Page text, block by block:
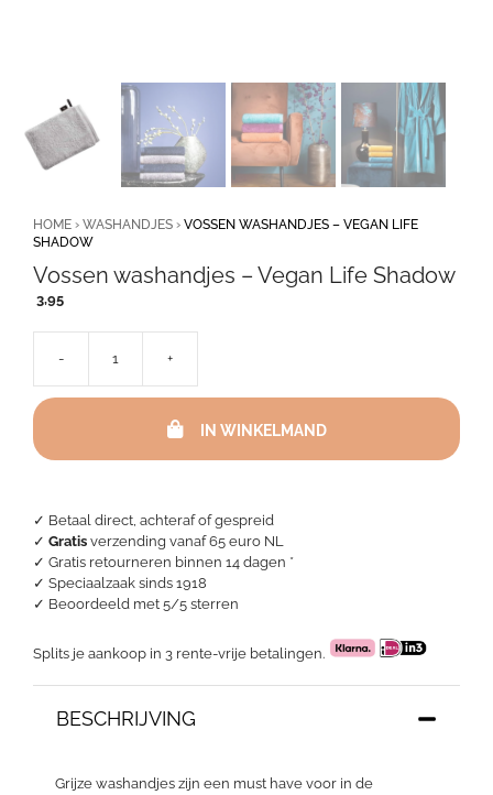
✓ Betaal direct, achteraf of gespreid
✓ Gratis verzending vanaf 65 euro NL
✓ Gratis retourneren binnen 14 dagen *
✓ Speciaalzaak sinds 1918
✓ Beoordeeld met 5/5 sterren
Splits je aankoop in 3 rente-vrije betalingen.
HOME › WASHANDJES › VOSSEN WASHANDJES – VEGAN LIFE
SHADOW
Vossen washandjes – Vegan Life Shadow
3,95
BESCHRIJVING
Grijze washandjes zijn een must have voor in de
-
washandjes
Vegan
+
IN WINKELMAND